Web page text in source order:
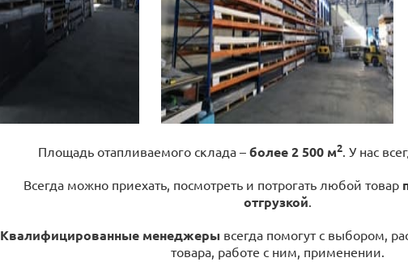
Площадь отапливаемого склада – более 2 500 м2. У нас
Всегда можно приехать, посмотреть и потрогать любой товар
отгрузкой.
Квалифицированные менеджеры всегда помогут с выбором,
товара, работе с ним, применении.